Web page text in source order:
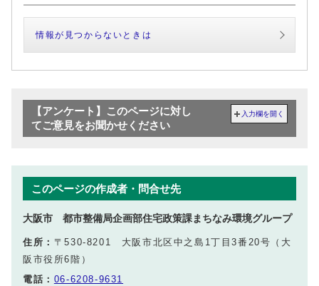
情報が見つからないときは
【アンケート】このページに対し
てご意見をお聞かせください
入力欄を開く
このページの作成者・問合せ先
大阪市 都市整備局企画部住宅政策課まちなみ環境グループ
住所： 〒530-8201 大阪市北区中之島1丁目3番20号（大
阪市役所6階）
電話： 06-6208-9631